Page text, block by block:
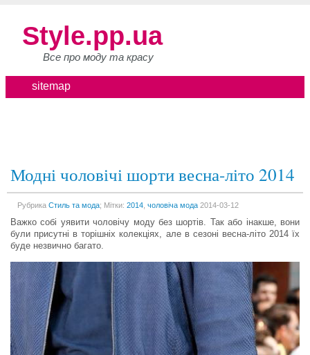
Style.pp.ua
Все про моду та красу
sitemap
Модні чоловічі шорти весна-літо 2014
Рубрика Стиль та мода; Мітки: 2014 чоловіча мода 2014-03-12
Важко собі уявити чоловічу моду без шортів. Так або інакше, вони
були присутні в торішніх колекціях, але в сезоні весна-літо 2014 їх
буде незвично багато.